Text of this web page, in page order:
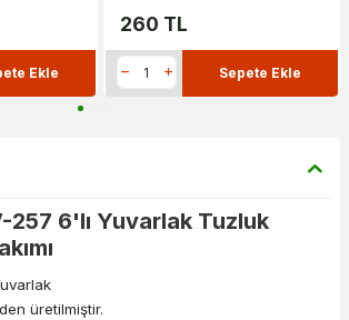
Ekle
260 TL
Sepete Ekle
257 6'lı Yuvarlak Tuzluk
üretilmiştir.